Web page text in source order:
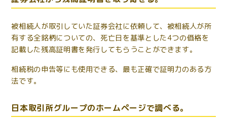
被相続人が取引していた証券会社に依頼して、被相続人が所
有する全銘柄についての、死亡日を基準とした4つの価格を
記載した残高証明書を発行してもらうことができます。
相続税の申告等にも使用できる、最も正確で証明力のある方
法です。
日本取引所グループのホームページで調べる。